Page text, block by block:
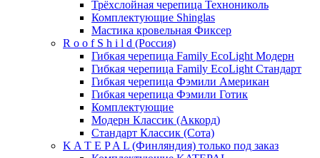
Трёхслойная черепица Технониколь
Комплектующие Shinglas
Мастика кровельная Фиксер
R o o f S h i l d (Россия)
Гибкая черепица Family ЕсоLight Модерн
Гибкая черепица Family ЕсоLight Стандарт
Гибкая черепица Фэмили Американ
Гибкая черепица Фэмили Готик
Комплектующие
Модерн Классик (Аккорд)
Стандарт Классик (Сота)
K A T E P A L (Финляндия) только под заказ